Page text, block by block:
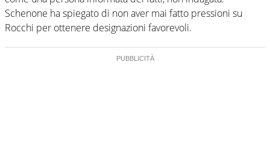
Schenone ha spiegato di non aver mai fatto pressioni su
Rocchi per ottenere designazioni favorevoli.